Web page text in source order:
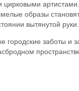
образы
вытянутой руки.
городские заботы и